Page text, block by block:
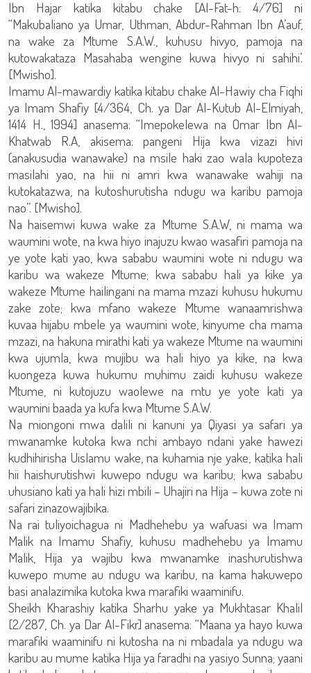
Ibn Hajar katika kitabu chake [Al-Fat-h: 4/76] ni
“Makubaliano ya Umar, Uthman, Abdur-Rahman Ibn A’auf,
na wake za Mtume S.A.W., kuhusu hivyo, pamoja na
kutowakataza Masahaba wengine kuwa hivyo ni sahihi’.
[Mwisho].
Imamu Al-mawardiy katika kitabu chake Al-Hawiy cha Fiqhi
ya Imam Shafiy [4/364, Ch. ya Dar Al-Kutub Al-Elmiyah,
1414 H., 1994] anasema: “Imepokelewa na Omar Ibn Al-
Khatwab R.A, akisema: pangeni Hija kwa vizazi hivi
(anakusudia wanawake) na msile haki zao wala kupoteza
masilahi yao, na hii ni amri kwa wanawake wahiji na
kutokatazwa, na kutoshurutisha ndugu wa karibu pamoja
nao”. [Mwisho].
Na haisemwi kuwa wake za Mtume S.A.W, ni mama wa
waumini wote, na kwa hiyo inajuzu kwao wasafiri pamoja na
ye yote kati yao, kwa sababu waumini wote ni ndugu wa
karibu wa wakeze Mtume; kwa sababu hali ya kike ya
wakeze Mtume hailingani na mama mzazi kuhusu hukumu
zake zote; kwa mfano wakeze Mtume wanaamrishwa
kuvaa hijabu mbele ya waumini wote, kinyume cha mama
mzazi, na hakuna mirathi kati ya wakeze Mtume na waumini
kwa ujumla, kwa mujibu wa hali hiyo ya kike, na kwa
kuongeza kuwa hukumu muhimu zaidi kuhusu wakeze
Mtume, ni kutojuzu waolewe na mtu ye yote kati ya
waumini baada ya kufa kwa Mtume S.A.W.
Na miongoni mwa dalili ni kanuni ya Qiyasi ya safari ya
mwanamke kutoka kwa nchi ambayo ndani yake hawezi
kudhihirisha Uislamu wake, na kuhamia nje yake, katika hali
hii haishurutishwi kuwepo ndugu wa karibu; kwa sababu
uhusiano kati ya hali hizi mbili – Uhajiri na Hija – kuwa zote ni
safari zinazowajibika.
Na rai tuliyoichagua ni Madhehebu ya wafuasi wa Imam
Malik na Imamu Shafiy, kuhusu madhehebu ya Imamu
Malik, Hija ya wajibu kwa mwanamke inashurutishwa
kuwepo mume au ndugu wa karibu, na kama hakuwepo
basi analazimika kutoka kwa marafiki waaminifu.
Sheikh Kharashiy katika Sharhu yake ya Mukhtasar Khalil
[2/287, Ch. ya Dar Al-Fikr] anasema: “Maana ya hayo kuwa
marafiki waaminifu ni kutosha na ni mbadala ya ndugu wa
karibu au mume katika Hija ya faradhi na yasiyo Sunna; yaani